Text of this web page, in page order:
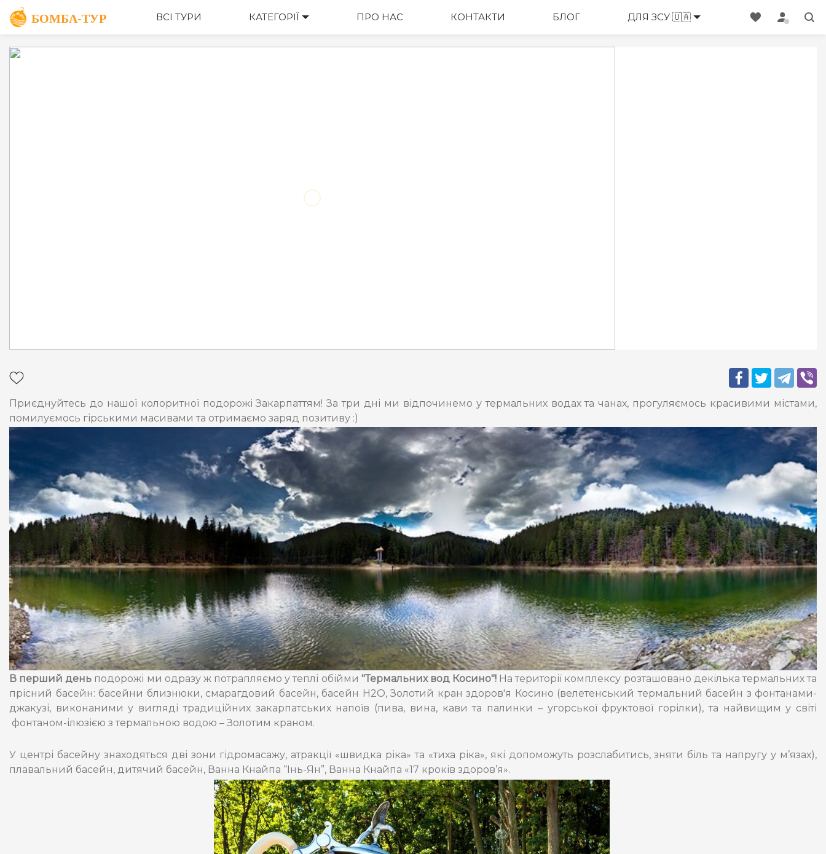
ВСІ ТУРИ КАТЕГОРІЇ ПРО НАС КОНТАКТИ БЛОГ ДЛЯ ЗСУ 🇺🇦
Приєднуйтесь до нашої колоритної подорожі Закарпаттям! За три дні ми відпочинемо у термальних водах та чанах, прогуляємось красивими містами,
помилуємось гірськими масивами та отримаємо заряд позитиву :)
В перший день подорожі ми одразу ж потрапляємо у теплі обійми "Термальних вод Косино"!На території комплексу розташовано декілька термальних та
прісний басейн: басейни близнюки, смарагдовий басейн, басейн Н2О, Золотий кран здоров'я Косино (велетенський термальний басейн з фонтанами-
джакузі, виконаними у вигляді традиційних закарпатських напоїв (пива, вина, кави та палинки – угорської фруктової горілки), та найвищим у світі
фонтаном-ілюзією з термальною водою – Золотим краном.
У центрі басейну знаходяться дві зони гідромасажу, атракції «швидка ріка» та «тиха ріка», які допоможуть розслабитись, зняти біль та напругу у м’язах),
плавальний басейн, дитячий басейн, Ванна Кнайпа “Інь-Ян”, Ванна Кнайпа «17 кроків здоров’я».
ОПИС ВАРТІСТЬ МЕНЕДЖЕРИ